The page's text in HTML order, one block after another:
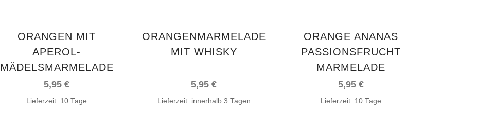
ORANGEN MIT
APEROL-
MÄDELSMARMELADE
5,95€
Lieferzeit: 10 Tage
ORANGENMARMELADE
MIT WHISKY
5,95€
Lieferzeit: innerhalb 3 Tagen
ORANGE ANANAS
PASSIONSFRUCHT
MARMELADE
5,95€
Lieferzeit: 10 Tage